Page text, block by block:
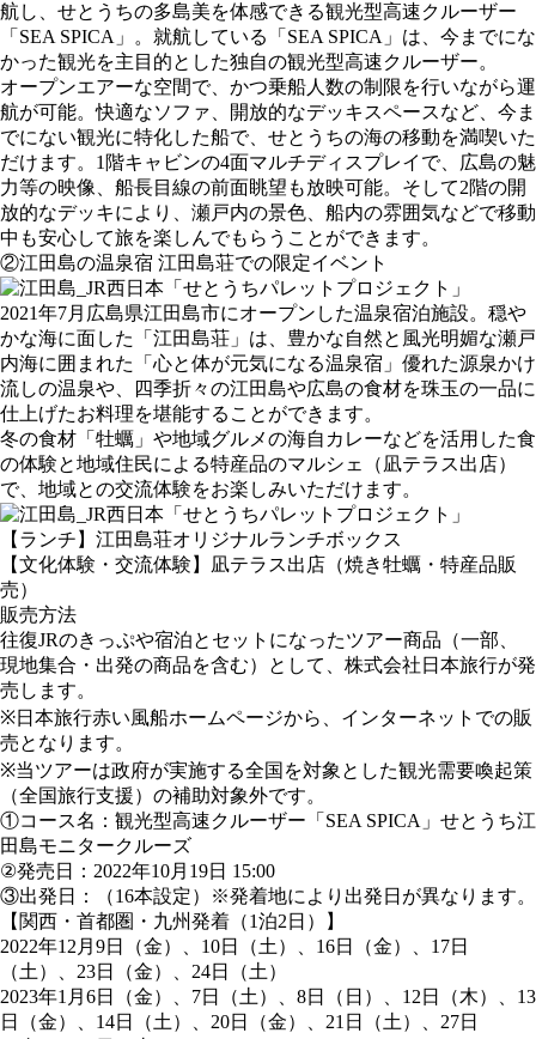
航し、せとうちの多島美を体感できる観光型高速クルーザー
「SEA SPICA」。就航している「SEA SPICA」は、今までにな
かった観光を主目的とした独自の観光型高速クルーザー。
オープンエアーな空間で、かつ乗船人数の制限を行いながら運
航が可能。快適なソファ、開放的なデッキスペースなど、今ま
でにない観光に特化した船で、せとうちの海の移動を満喫いた
だけます。1階キャビンの4面マルチディスプレイで、広島の魅
力等の映像、船長目線の前面眺望も放映可能。そして2階の開
放的なデッキにより、瀬戸内の景色、船内の雰囲気などで移動
中も安心して旅を楽しんでもらうことができます。
②江田島の温泉宿 江田島荘での限定イベント
2021年7月広島県江田島市にオープンした温泉宿泊施設。穏や
かな海に面した「江田島荘」は、豊かな自然と風光明媚な瀬戸
内海に囲まれた「心と体が元気になる温泉宿」優れた源泉かけ
流しの温泉や、四季折々の江田島や広島の食材を珠玉の一品に
仕上げたお料理を堪能することができます。
冬の食材「牡蠣」や地域グルメの海自カレーなどを活用した食
の体験と地域住民による特産品のマルシェ（凪テラス出店）
で、地域との交流体験をお楽しみいただけます。
【ランチ】江田島荘オリジナルランチボックス
【文化体験・交流体験】凪テラス出店（焼き牡蠣・特産品販
売）
販売方法
往復JRのきっぷや宿泊とセットになったツアー商品（一部、
現地集合・出発の商品を含む）として、株式会社日本旅行が発
売します。
※日本旅行赤い風船ホームページから、インターネットでの販
売となります。
※当ツアーは政府が実施する全国を対象とした観光需要喚起策
（全国旅行支援）の補助対象外です。
①コース名：観光型高速クルーザー「SEA SPICA」せとうち江
田島モニタークルーズ
②発売日：2022年10月19日 15:00
③出発日：（16本設定）※発着地により出発日が異なります。
【関西・首都圏・九州発着（1泊2日）】
2022年12月9日（金）、10日（土）、16日（金）、17日
（土）、23日（金）、24日（土）
2023年1月6日（金）、7日（土）、8日（日）、12日（木）、13
日（金）、14日（土）、20日（金）、21日（土）、27日